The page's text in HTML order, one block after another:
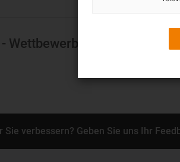
Wettbewerb
Sie verbessern? Geben Sie uns Ihr